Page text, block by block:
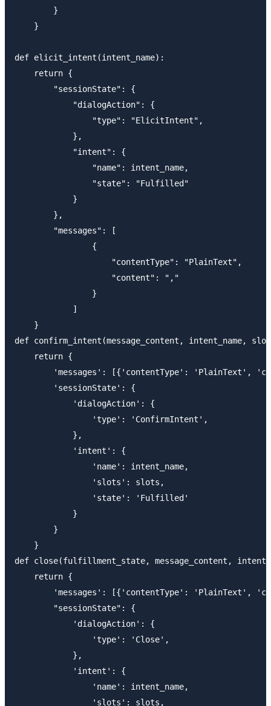
        }
    }
def elicit_intent(intent_name):
    return {
        "sessionState": {
            "dialogAction": {
                "type": "ElicitIntent",
            },
            "intent": {
                "name": intent_name,
                "state": "Fulfilled"
            }
        },
        "messages": [
                {
                    "contentType": "PlainText",
                    "content": ","
                }
            ]
    }
def confirm_intent(message_content, intent_name,
    return {
'messages': [{'contentType': 'PlainText',
        'sessionState': {
            'dialogAction': {
                'type': 'ConfirmIntent',
            },
            'intent': {
                'name': intent_name,
                'slots': slots,
                'state': 'Fulfilled'
            }
        }
    }
def close(fulfillment_state, message_content,
    return {
'messages': [{'contentType': 'PlainText',
        "sessionState": {
            'dialogAction': {
                'type': 'Close',
            },
            'intent': {
                'name': intent_name,
                'slots': slots,